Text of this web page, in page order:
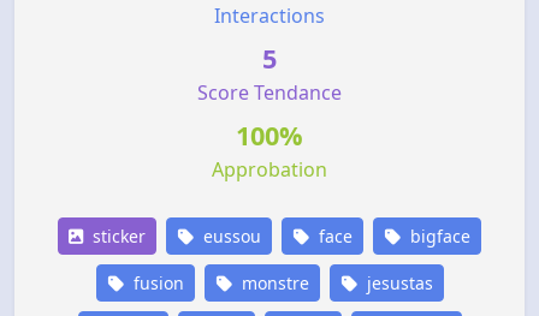
Interactions
5
Score Tendance
100%
Approbation
sticker eussou face bigface
fusion monstre jesustas